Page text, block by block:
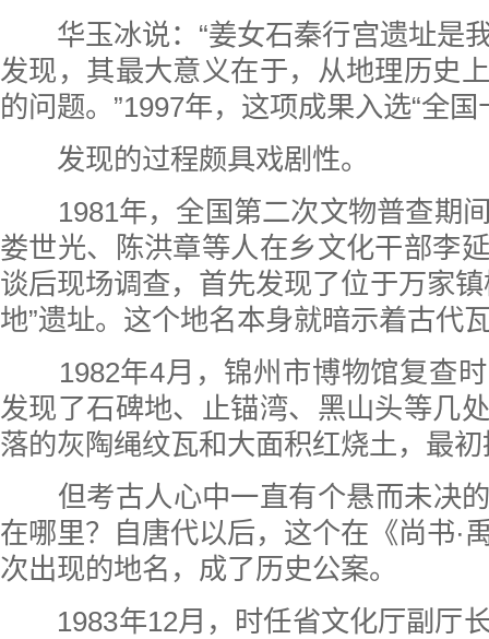
华玉冰说：“姜女石秦行宫遗址是
发现，其最大意义在于，从地理历史
的问题。”1997年，这项成果入选“全
发现的过程颇具戏剧性。
1981年，全国第二次文物普查期
娄世光、陈洪章等人在乡文化干部李
谈后现场调查，首先发现了位于万家
地”遗址。这个地名本身就暗示着古代
1982年4月，锦州市博物馆复查时
发现了石碑地、止锚湾、黑山头等几
落的灰陶绳纹瓦和大面积红烧土，最
但考古人心中一直有个悬而未决
在哪里？自唐代以后，这个在《尚书·
次出现的地名，成了历史公案。
1983年12月，时任省文化厅副厅